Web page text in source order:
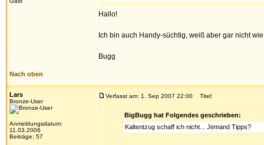
Hallo!
Ich bin auch Handy-süchtig, weiß aber gar nicht
Bugg
Nach oben
Lars
Bronze-User
Anmeldungsdatum:
11.03.2006
Beiträge: 57
Verfasst am: 1. Sep 2007 22:00 Titel:
BigBugg hat Folgendes geschrieben:
Kaltentzug schaff ich nicht... Jemand Tipps?